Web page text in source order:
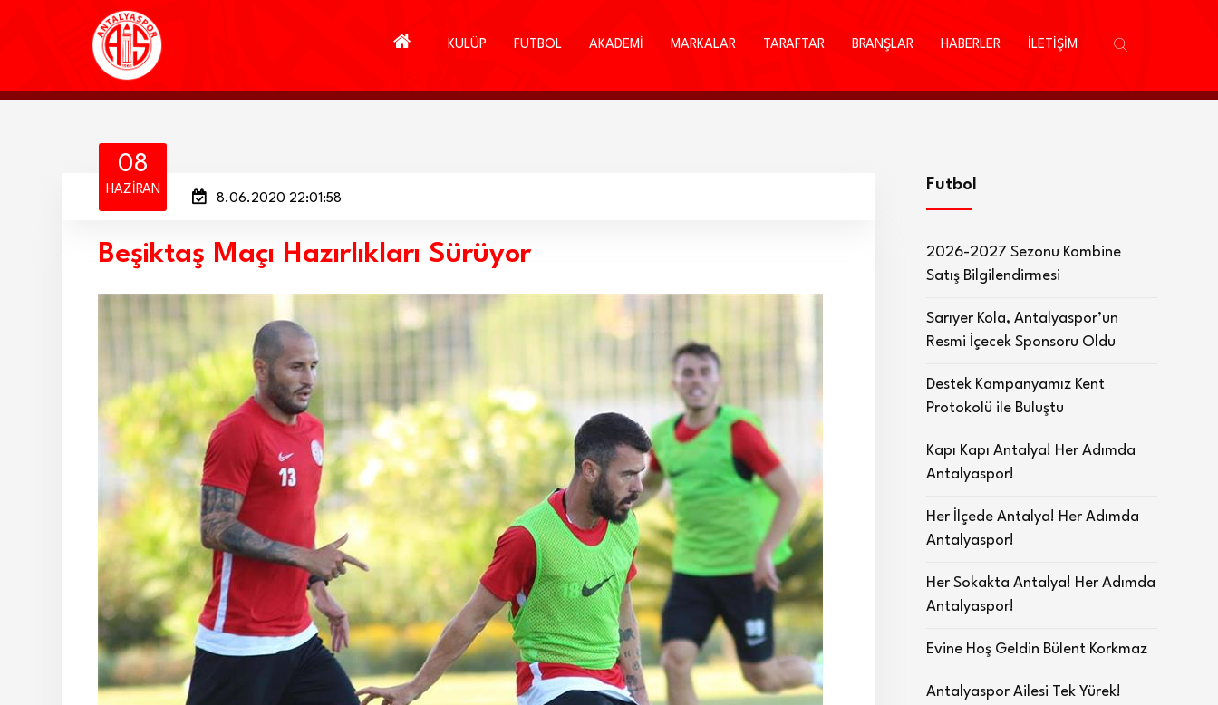
KULÜP FUTBOL AKADEMİ MARKALAR TARAFTAR BRANŞLAR HABERLER İLETİŞİM
08
HAZIRAN
8.06.2020 22:01:58
Beşiktaş Maçı Hazırlıkları Sürüyor
Futbol
2026-2027 Sezonu Kombine
Satış Bilgilendirmesi
Sarıyer Kola, Antalyaspor’un
Resmi İçecek Sponsoru Oldu
Destek Kampanyamız Kent
Protokolü ile Buluştu
Kapı Kapı Antalya! Her Adımda
Antalyaspor!
Her İlçede Antalya! Her Adımda
Antalyaspor!
Her Sokakta Antalya! Her Adımda
Antalyaspor!
Evine Hoş Geldin Bülent Korkmaz
Antalyaspor Ailesi Tek Yürek!